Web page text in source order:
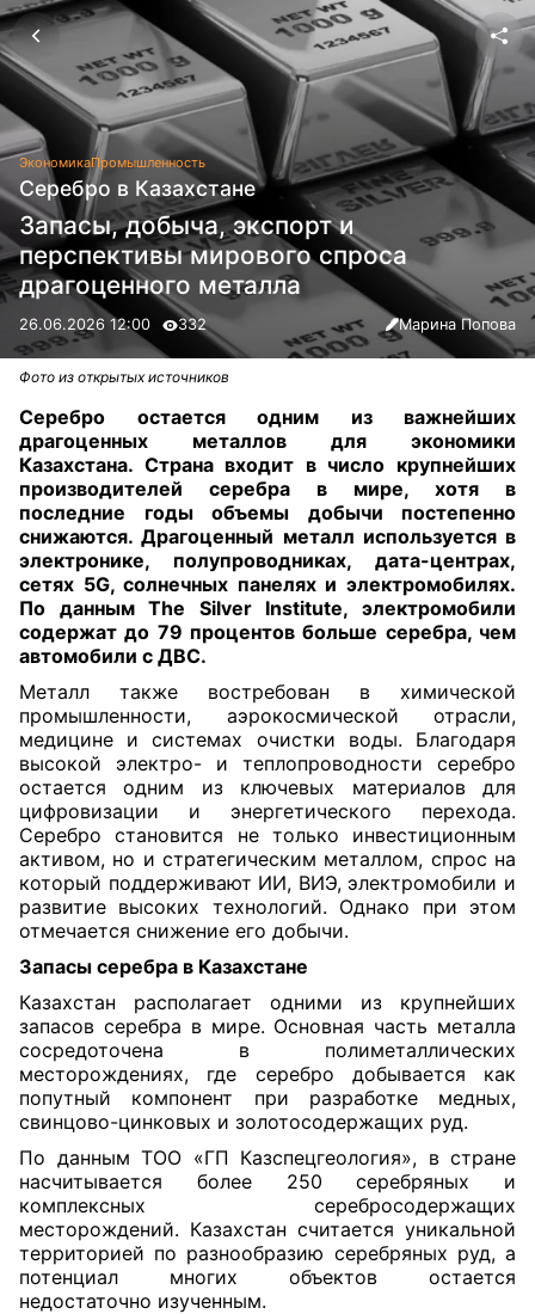
ЭкономикаПромышленность
Серебро в Казахстане
Запасы, добыча, экспорт и
перспективы мирового спроса
драгоценного металла
26.06.2026 12:00 332 Марина Попова
Фото из открытых источников
Серебро остается одним из важнейших
драгоценных металлов для экономики
Казахстана. Страна входит в число крупнейших
производителей серебра в мире, хотя в
последние годы объемы добычи постепенно
снижаются. Драгоценный металл используется в
электронике, полупроводниках, дата-центрах,
сетях 5G, солнечных панелях и электромобилях.
По данным The Silver Institute, электромобили
содержат до 79 процентов больше серебра, чем
автомобили с ДВС.
Металл также востребован в химической
промышленности, аэрокосмической отрасли,
медицине и системах очистки воды. Благодаря
высокой электро- и теплопроводности серебро
остается одним из ключевых материалов для
цифровизации и энергетического перехода.
Серебро становится не только инвестиционным
активом, но и стратегическим металлом, спрос на
который поддерживают ИИ, ВИЭ, электромобили и
развитие высоких технологий. Однако при этом
отмечается снижение его добычи.
Запасы серебра в Казахстане
Казахстан располагает одними из крупнейших
запасов серебра в мире. Основная часть металла
сосредоточена в полиметаллических
месторождениях, где серебро добывается как
попутный компонент при разработке медных,
свинцово-цинковых и золотосодержащих руд.
По данным ТОО «ГП Казспецгеология», в стране
насчитывается более 250 серебряных и
комплексных серебросодержащих
месторождений. Казахстан считается уникальной
территорией по разнообразию серебряных руд, а
потенциал многих объектов остается
недостаточно изученным.